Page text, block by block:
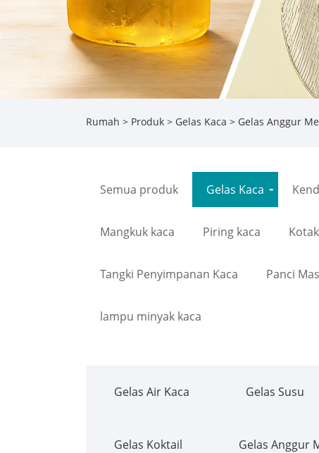
Rumah > Produk > Gelas Kaca > Gelas Anggur
Semua produk Gelas Kaca
Mangkuk kaca Piring kaca
Tangki Penyimpanan Kaca Panci
lampu minyak kaca
Gelas Air Kaca Gelas Susu
Gelas Koktail Gelas Anggur